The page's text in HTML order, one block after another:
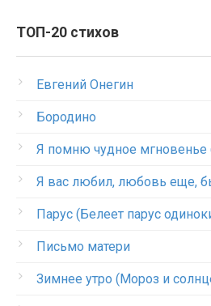
ТОП-20 стихов
Евгений Онегин
Бородино
Я помню чудное мгновенье
Я вас любил, любовь еще,
Парус (Белеет парус
Письмо матери
Зимнее утро (Мороз и